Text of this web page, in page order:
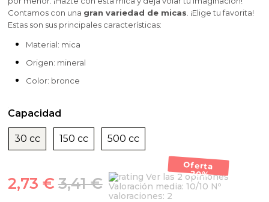
Contamos con una gran variedad de micas . ¡Elige tu favorita!
Estas son sus principales características:
Material: mica
Origen: mineral
Color: bronce
Capacidad
30 cc 150 cc 500 cc
Oferta
-20%
3,41 €
2,73 €
Ver las 2 opiniones
Valoración media: 10/10 Nº
valoraciones: 2